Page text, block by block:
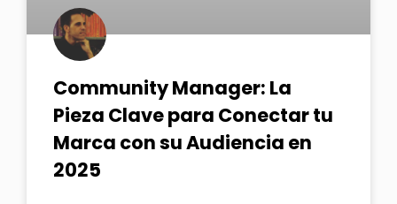
Community Manager: La
Pieza Clave para Conectar tu
Marca con su Audiencia en
2025